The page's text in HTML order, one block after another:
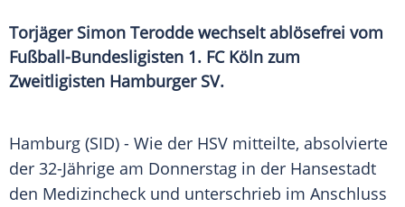
Torjäger Simon Terodde wechselt ablösefrei vom
Fußball-Bundesligisten 1. FC Köln zum
Zweitligisten Hamburger SV.
Hamburg (SID) - Wie der HSV mitteilte, absolvierte
der 32-Jährige am Donnerstag in der Hansestadt
den Medizincheck und unterschrieb im Anschluss